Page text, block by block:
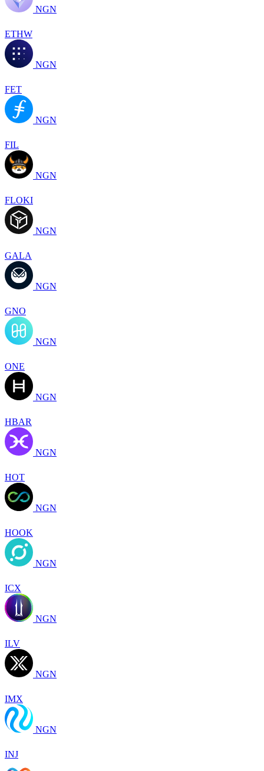
NGN
ETHW
NGN
FET
NGN
FIL
NGN
FLOKI
NGN
GALA
NGN
GNO
NGN
ONE
NGN
HBAR
NGN
HOT
NGN
HOOK
NGN
ICX
NGN
ILV
NGN
IMX
NGN
INJ